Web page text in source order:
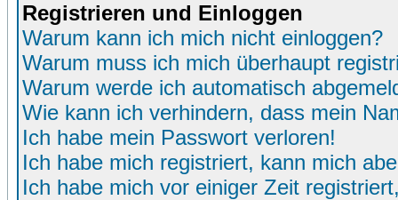
Registrieren und Einloggen
Warum kann ich mich nicht einloggen?
Warum muss ich mich überhaupt
Warum werde ich automatisch
Wie kann ich verhindern, dass mein
Ich habe mein Passwort verloren!
Ich habe mich registriert, kann mich
Ich habe mich vor einiger Zeit